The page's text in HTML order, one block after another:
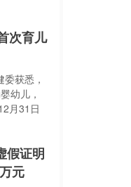
次育儿
获悉，
幼儿，
月31日
假证明
元